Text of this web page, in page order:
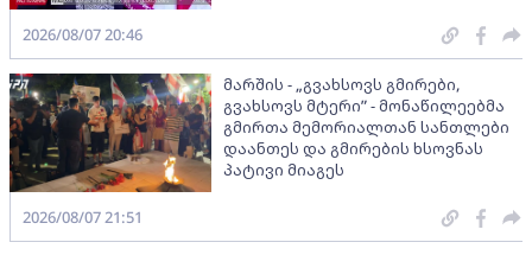
2026/08/07 20:46
მარშის - „გვახსოვს გმირები,
გვახსოვს მტერი” - მონაწილეებმა
გმირთა მემორიალთან სანთლები
დაანთეს და გმირების ხსოვნას
პატივი მიაგეს
2026/08/07 21:51